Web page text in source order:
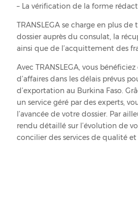
– La vérification de la forme
TRANSLEGA se charge en plus
dossier auprès du consulat, la
ainsi que de l’acquittement des
Avec TRANSLEGA, vous
d’affaires dans les délais prévus
d’exportation au Burkina Faso.
un service géré par des experts,
l’avancée de votre dossier. Par
rendu détaillé sur l’évolution de
concilier des services de qualité